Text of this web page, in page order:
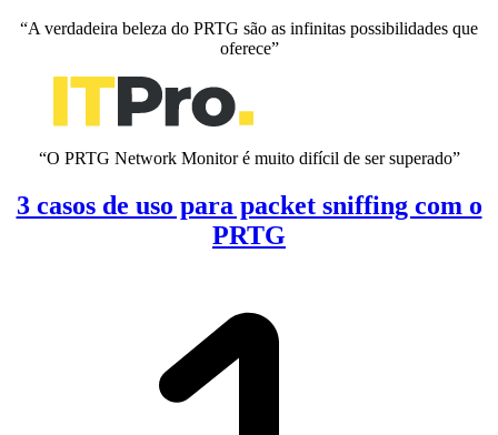
“A verdadeira beleza do PRTG são as infinitas possibilidades que
oferece”
“O PRTG Network Monitor é muito difícil de ser superado”
3 casos de uso para packet sniffing com o
PRTG